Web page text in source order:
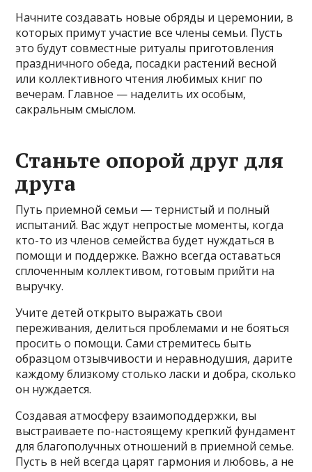
Начните создавать новые обряды и церемонии, в
которых примут участие все члены семьи. Пусть
это будут совместные ритуалы приготовления
праздничного обеда, посадки растений весной
или коллективного чтения любимых книг по
вечерам. Главное — наделить их особым,
сакральным смыслом.
Станьте опорой друг для
друга
Путь приемной семьи ― тернистый и полный
испытаний. Вас ждут непростые моменты, когда
кто-то из членов семейства будет нуждаться в
помощи и поддержке. Важно всегда оставаться
сплоченным коллективом, готовым прийти на
выручку.
Учите детей открыто выражать свои
переживания, делиться проблемами и не бояться
просить о помощи. Сами стремитесь быть
образцом отзывчивости и неравнодушия, дарите
каждому близкому столько ласки и добра, сколько
он нуждается.
Создавая атмосферу взаимоподдержки, вы
выстраиваете по-настоящему крепкий фундамент
для благополучных отношений в приемной семье.
Пусть в ней всегда царят гармония и любовь, а не